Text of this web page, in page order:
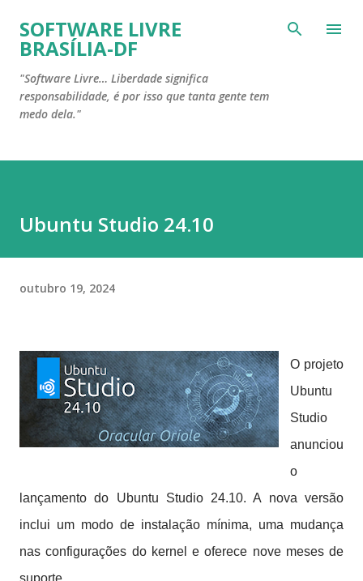
Pular para o conteúdo principal
SOFTWARE LIVRE
BRASÍLIA-DF
"Software Livre… Liberdade significa
responsabilidade, é por isso que tanta gente tem
medo dela."
Ubuntu Studio 24.10
outubro 19, 2024
O projeto
Ubuntu
Studio
anunciou
o
lançamento do Ubuntu Studio 24.10.A nova versão
inclui um modo de instalação mínima, uma mudança
nas configurações do kernel e oferece nove meses de
suporte.